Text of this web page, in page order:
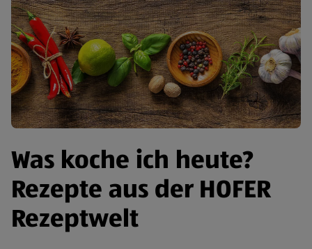
Was koche ich heute?
Rezepte aus der HOFER
Rezeptwelt